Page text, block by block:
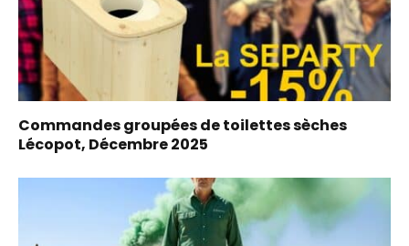
Commandes groupées de toilettes sèches
Lécopot, Décembre 2025